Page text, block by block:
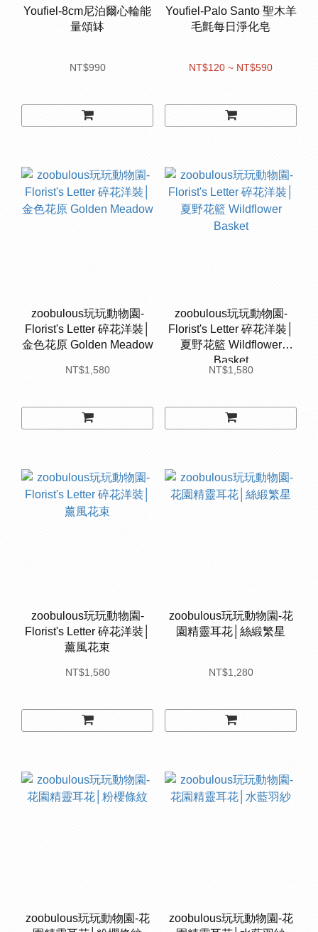
Youfiel-8cm尼泊爾心輪能
量頌缽
NT$990
Youfiel-Palo Santo 聖木羊
毛氈每日淨化皂
NT$120 ~ NT$590
zoobulous玩玩動物園-
Florist's Letter 碎花洋裝│
金色花原 Golden Meadow
NT$1,580
zoobulous玩玩動物園-
Florist's Letter 碎花洋裝│
夏野花籃 Wildflower
Basket
NT$1,580
zoobulous玩玩動物園-
Florist's Letter 碎花洋裝│
薰風花束
NT$1,580
zoobulous玩玩動物園-花
園精靈耳花│絲緞繁星
NT$1,280
zoobulous玩玩動物園-花
zoobulous玩玩動物園-花